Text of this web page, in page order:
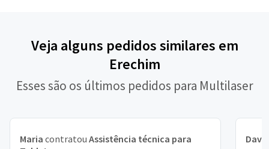
Veja alguns pedidos similares em
Erechim
Esses são os últimos pedidos para Multilaser
Maria contratou Assistência técnica para
Davi